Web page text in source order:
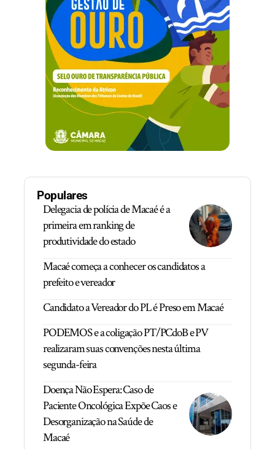
Populares
Delegacia de polícia de Macaé é a
primeira em ranking de
produtividade do estado
Macaé começa a conhecer os candidatos a
prefeito e vereador
Candidato a Vereador do PL é Preso em Macaé
PODEMOS e a coligação PT/PCdoB e PV
realizaram suas convenções nesta última
segunda-feira
Doença Não Espera: Caso de
Paciente Oncológica Expõe Caos e
Desorganização na Saúde de
Macaé